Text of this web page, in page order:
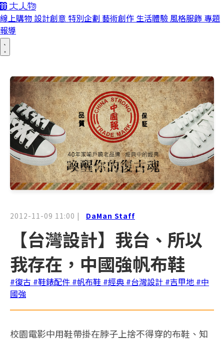
線上購物 設計創意 特別企劃 藝術創作 生活體驗 風格服飾 專題
報導
2012-11-09 11:00 | DaMan Staff
【台灣設計】我台、所以
我存在，中國強帆布鞋
#復古 #鞋錶配件 #帆布鞋 #經典 #台灣設計 #吉甲地 #中
國強
校園電影中用鞋帶掛在脖子上捨不得穿的布鞋、知